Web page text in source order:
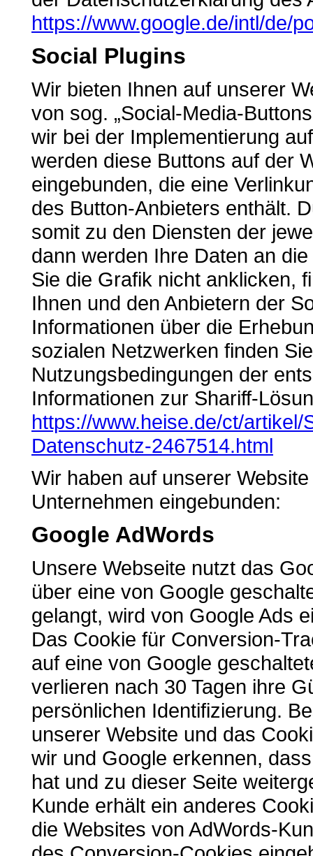
https://www.google.de/intl/de/
Social Plugins
Wir bieten Ihnen auf unserer
von sog. „Social-Media-
wir bei der Implementierung
werden diese Buttons auf der
eingebunden, die eine
des Button-Anbieters enthält.
somit zu den Diensten der
dann werden Ihre Daten an
Sie die Grafik nicht anklicken,
Ihnen und den Anbietern der
Informationen über die
sozialen Netzwerken finden
Nutzungsbedingungen der
Informationen zur Shariff-
https://www.heise.de/ct/
Datenschutz-2467514.html
Wir haben auf unserer
Unternehmen eingebunden:
Google AdWords
Unsere Webseite nutzt das
über eine von Google
gelangt, wird von Google Ads
Das Cookie für Conversion-
auf eine von Google
verlieren nach 30 Tagen ihre
persönlichen Identifizierung.
unserer Website und das
wir und Google erkennen,
hat und zu dieser Seite
Kunde erhält ein anderes
die Websites von AdWords-